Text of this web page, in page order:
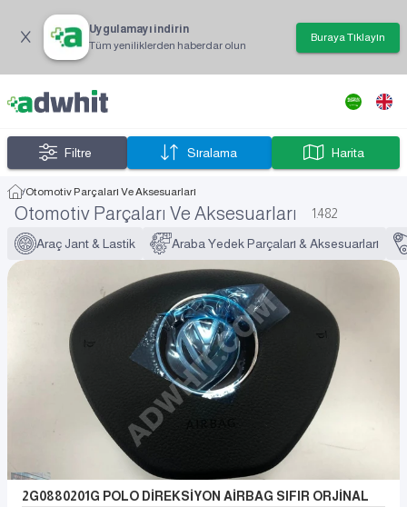
Uygulamayı indirin
Tüm yeniliklerden haberdar olun
Buraya Tıklayın
Filtre Sıralama Harita
/Otomotiv Parçaları Ve Aksesuarları
Otomotiv Parçaları Ve Aksesuarları 1.482
Araç Jant & Lastik Araba Yedek Parçaları & Aksesuarları
2G0880201G POLO DİREKSİYON AİRBAG SIFIR ORJİNAL